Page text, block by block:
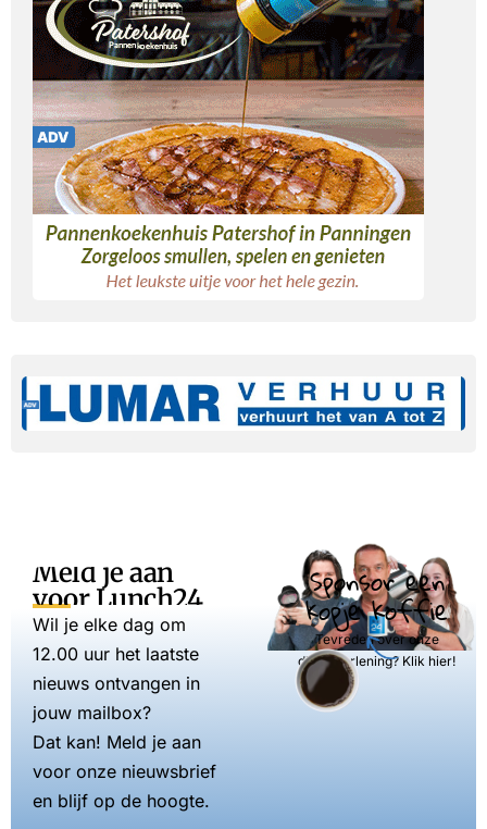
Meld je aan
voor Lunch24
Wil je elke dag om
12.00 uur het laatste
nieuws ontvangen in
jouw mailbox?
Dat kan! Meld je aan
voor onze nieuwsbrief
en blijf op de hoogte.
Sponsor een
kopje koffie
Tevreden over onze
dienstverlening? Klik hier!